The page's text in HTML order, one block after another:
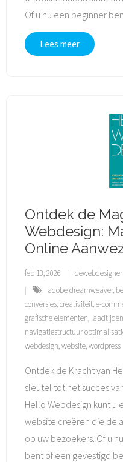
Of u nu een beginner
Lees meer
Ontdek de
Webdesign:
Online
feb 13, 2026
adobe dreamweaver,
conversies,creativiteit,e-
grafische elementen, laadtijden
navigatiestructuur
webdesign,website,wordpress
Ontdek de Kracht van
sleutel tot het succes
Hello Webdesign kunt
website creëren die de
op uw bezoekers. Of u
bent of een gevestigd